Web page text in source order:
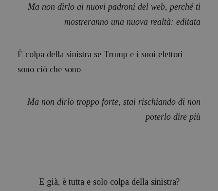
Ma non dirlo ai nuovi padroni del web, perché ti
mostreranno una nuova realtà: editata
È colpa della sinistra se Trump e i suoi elettori
sono ciò che sono
Ma non dirlo troppo forte, stai rischiando di non
poterlo dire più
E già, è tutta e solo colpa della sinistra?